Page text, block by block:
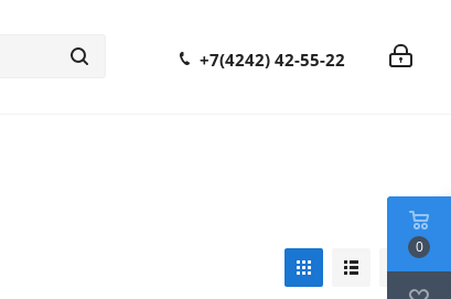
+7(4242) 42-55-22
0